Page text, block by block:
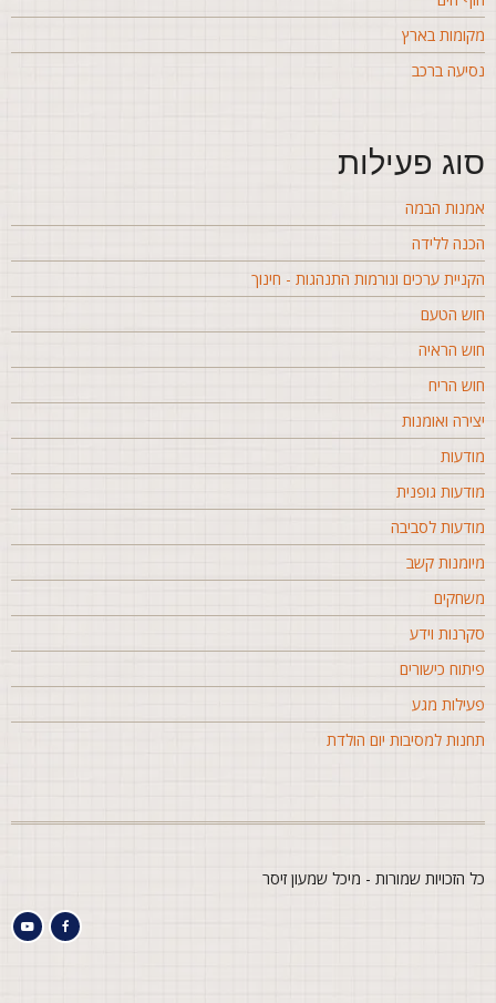
בארץ
ברכב
פעילות
הבמה
ללידה
ערכים ונורמות התנהגות - חינוך
הטעם
הראיה
הריח
ואומנות
גופנית
לסביבה
קשב
וידע
כישורים
מגע
למסיבות יום הולדת
הזכויות שמורות - מיכל שמעון זיסר